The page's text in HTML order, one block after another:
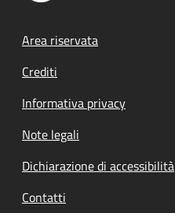
Footer menu
Area riservata
Crediti
Informativa privacy
Note legali
Dichiarazione di accessibilità
Contatti